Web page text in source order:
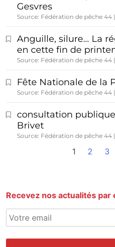
Gesvres
Source: Fédération de pêche 44
Anguille, silure… La
en cette fin de
Source: Fédération de pêche 44
Fête Nationale de la
Source: Fédération de pêche 44
consultation publique
Brivet
Source: Fédération de pêche 44
1 2 3
Recevez nos actualités par